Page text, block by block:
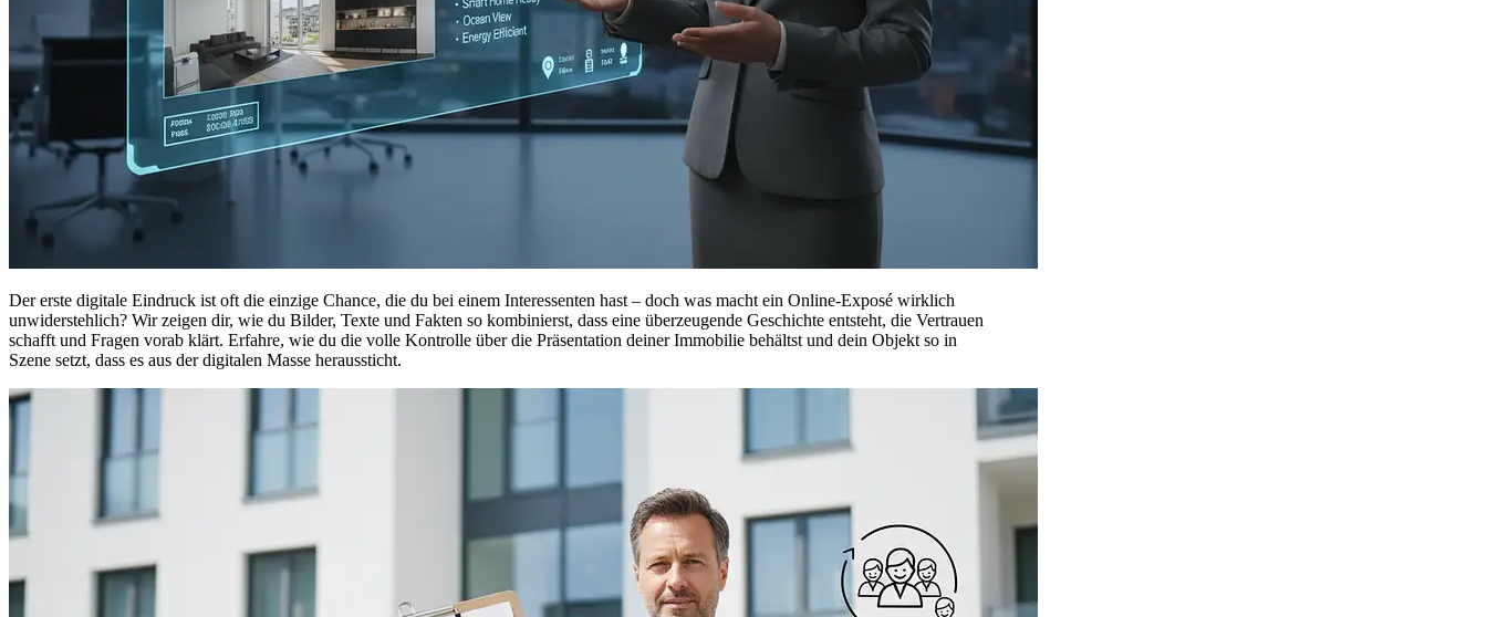
Der erste digitale Eindruck ist oft die einzige Chance, die du bei einem Interessenten hast – doch was macht ein Online-Exposé wirklich
unwiderstehlich? Wir zeigen dir, wie du Bilder, Texte und Fakten so kombinierst, dass eine überzeugende Geschichte entsteht, die Vertrauen
schafft und Fragen vorab klärt. Erfahre, wie du die volle Kontrolle über die Präsentation deiner Immobilie behältst und dein Objekt so in
Szene setzt, dass es aus der digitalen Masse heraussticht.